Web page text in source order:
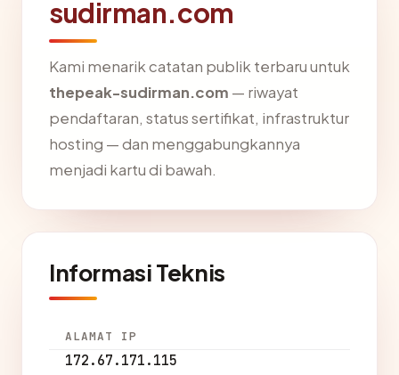
sudirman.com
Kami menarik catatan publik terbaru untuk
thepeak-sudirman.com — riwayat
pendaftaran, status sertifikat, infrastruktur
hosting — dan menggabungkannya
menjadi kartu di bawah.
Informasi Teknis
ALAMAT IP
172.67.171.115